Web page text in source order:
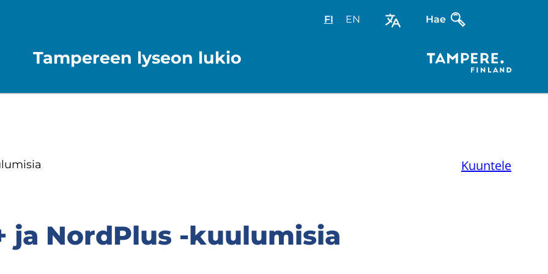
FIValitse
ENSelect
Hae
Tampereen lyseon lukio
Kuuntele
ja NordPlus -​kuulumisia